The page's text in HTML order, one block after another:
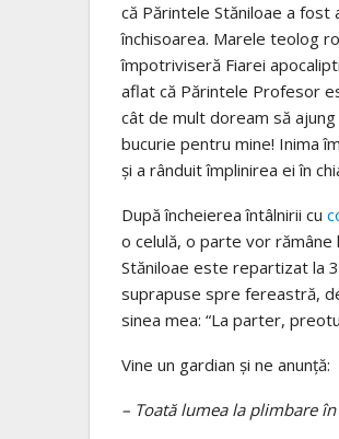
că Părintele Stăniloae a fost
închisoarea. Marele teolog
împotriviseră Fiarei
aflat că Părintele Profesor
cât de mult doream să ajung
bucurie pentru mine! Inima
şi a rânduit împlinirea ei în
După încheierea întâlnirii cu
o celulă, o parte vor
Stăniloae este repartizat la
suprapuse spre fereastră,
sinea mea: “La parter,
Vine un gardian şi ne anunţă:
– Toată lumea la plimbare